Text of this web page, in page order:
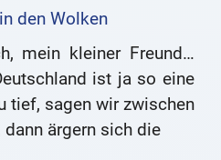
den Wolken
mein kleiner Freund…
ist ja so eine
tief, sagen wir zwischen
ärgern sich die